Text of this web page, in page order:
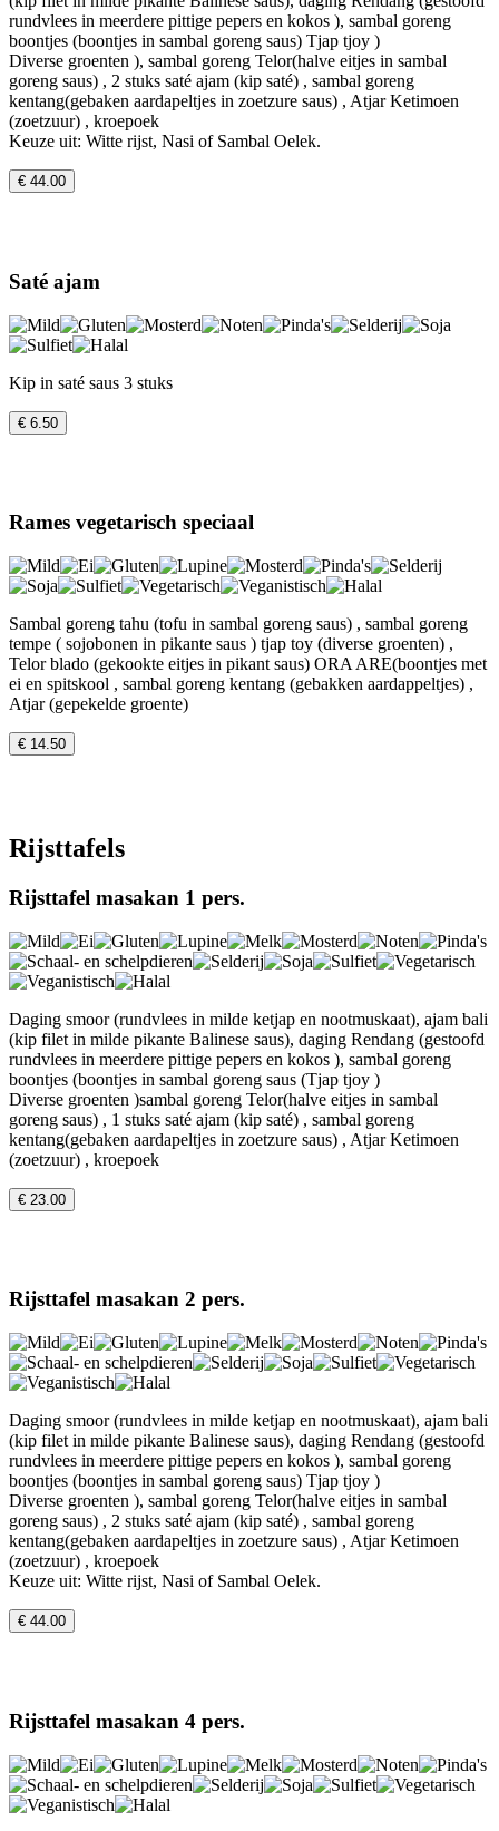
rundvlees in meerdere pittige pepers en kokos ), sambal goreng
boontjes (boontjes in sambal goreng saus) Tjap tjoy )
Diverse groenten ), sambal goreng Telor(halve eitjes in sambal
goreng saus) , 2 stuks saté ajam (kip saté) , sambal goreng
kentang(gebaken aardapeltjes in zoetzure saus) , Atjar Ketimoen
(zoetzuur) , kroepoek
Keuze uit: Witte rijst, Nasi of Sambal Oelek.
€ 44.00
Saté ajam
Kip in saté saus 3 stuks
€ 6.50
Rames vegetarisch speciaal
Sambal goreng tahu (tofu in sambal goreng saus) , sambal goreng
tempe ( sojobonen in pikante saus ) tjap toy (diverse groenten) ,
Telor blado (gekookte eitjes in pikant saus) ORA ARE(boontjes met
ei en spitskool , sambal goreng kentang (gebakken aardappeltjes) ,
Atjar (gepekelde groente)
€ 14.50
Rijsttafels
Rijsttafel masakan 1 pers.
Daging smoor (rundvlees in milde ketjap en nootmuskaat), ajam bali
(kip filet in milde pikante Balinese saus), daging Rendang (gestoofd
rundvlees in meerdere pittige pepers en kokos ), sambal goreng
boontjes (boontjes in sambal goreng saus (Tjap tjoy )
Diverse groenten )sambal goreng Telor(halve eitjes in sambal
goreng saus) , 1 stuks saté ajam (kip saté) , sambal goreng
kentang(gebaken aardapeltjes in zoetzure saus) , Atjar Ketimoen
(zoetzuur) , kroepoek
€ 23.00
Rijsttafel masakan 2 pers.
Daging smoor (rundvlees in milde ketjap en nootmuskaat), ajam bali
(kip filet in milde pikante Balinese saus), daging Rendang (gestoofd
rundvlees in meerdere pittige pepers en kokos ), sambal goreng
boontjes (boontjes in sambal goreng saus) Tjap tjoy )
Diverse groenten ), sambal goreng Telor(halve eitjes in sambal
goreng saus) , 2 stuks saté ajam (kip saté) , sambal goreng
kentang(gebaken aardapeltjes in zoetzure saus) , Atjar Ketimoen
(zoetzuur) , kroepoek
Keuze uit: Witte rijst, Nasi of Sambal Oelek.
€ 44.00
Rijsttafel masakan 4 pers.